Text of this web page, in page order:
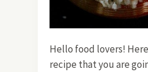
Hello food lovers!
recipe that you are